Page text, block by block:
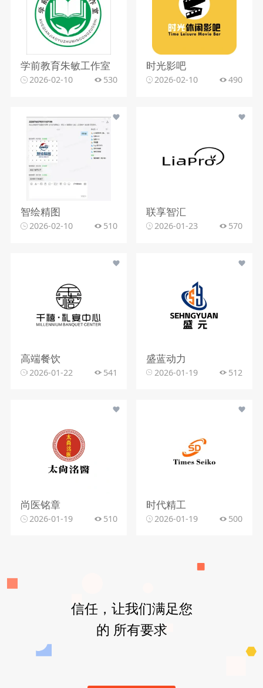
学前教育朱敏工作室
2026-02-10 530
时光影吧
2026-02-10 490
智绘精图
2026-02-10 510
联享智汇
2026-01-23 570
高端餐饮
2026-01-22 541
盛蓝动力
2026-01-19 512
尚医铭章
2026-01-19 510
时代精工
2026-01-19 500
信任，让我们满足您
的 所有要求